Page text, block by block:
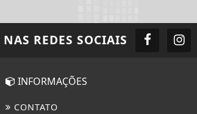
NAS REDES SOCIAIS
INFORMAÇÕES
CONTATO